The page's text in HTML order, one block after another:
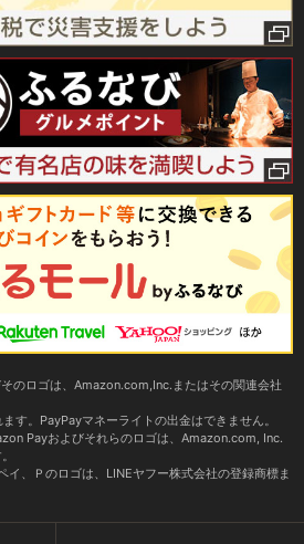
のロゴは、Amazon.com,Inc.またはその関連会社
す。PayPayマネーライトの出金はできません。
Payおよびそれらのロゴは、Amazon.com, Inc.
イ、Ｐのロゴは、LINEヤフー株式会社の登録商標ま